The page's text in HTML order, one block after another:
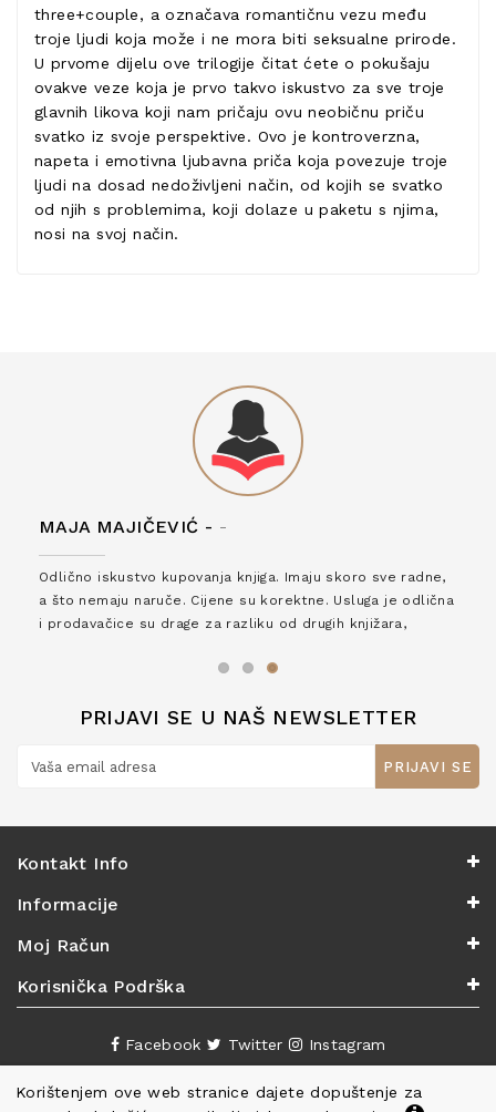
three+couple, a označava romantičnu vezu među
troje ljudi koja može i ne mora biti seksualne prirode.
U prvome dijelu ove trilogije čitat ćete o pokušaju
ovakve veze koja je prvo takvo iskustvo za sve troje
glavnih likova koji nam pričaju ovu neobičnu priču
svatko iz svoje perspektive. Ovo je kontroverzna,
napeta i emotivna ljubavna priča koja povezuje troje
ljudi na dosad nedoživljeni način, od kojih se svatko
od njih s problemima, koji dolaze u paketu s njima,
nosi na svoj način.
Korištenjem ove web stranice dajete dopuštenje za
MAJA MAJIČEVIĆ - -
Odlično iskustvo kupovanja knjiga. Imaju skoro sve radne,
a što nemaju naruče. Cijene su korektne. Usluga je odlična
i prodavačice su drage za razliku od drugih knjižara,
PRIJAVI SE U NAŠ NEWSLETTER
PRIJAVI SE
Kontakt Info
Informacije
Moj Račun
Korisnička Podrška
Facebook Twitter Instagram